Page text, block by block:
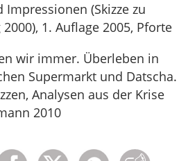
Impressionen (Skizze zu
1. Auflage 2005, Pforte
wir immer. Überleben in
Supermarkt und Datscha.
Analysen aus der Krise
2010